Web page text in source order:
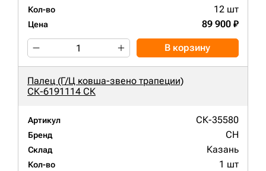
Кол-во 12 шт
Цена 89 900 ₽
В корзину
Палец (Г/Ц ковша-звено трапеции)
СК-6191114 СК
Артикул СК-35580
Бренд CH
Склад Казань
Кол-во 1 шт